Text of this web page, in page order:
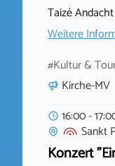
Taizé
Weitere
#Kultur &
Kirche-MV
16:00 -
Sankt
Konzert